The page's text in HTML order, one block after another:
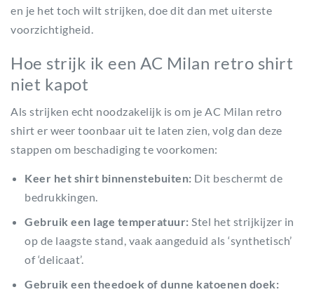
en je het toch wilt strijken, doe dit dan met uiterste
voorzichtigheid.
Hoe strijk ik een AC Milan retro shirt
niet kapot
Als strijken echt noodzakelijk is om je AC Milan retro
shirt er weer toonbaar uit te laten zien, volg dan deze
stappen om beschadiging te voorkomen:
Keer het shirt binnenstebuiten: Dit beschermt de
bedrukkingen.
Gebruik een lage temperatuur: Stel het strijkijzer in
op de laagste stand, vaak aangeduid als ‘synthetisch’
of ‘delicaat’.
Gebruik een theedoek of dunne katoenen doek: